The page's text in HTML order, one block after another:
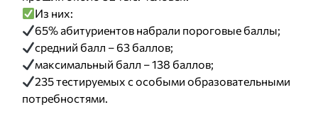
Из них:
65% абитуриентов набрали пороговые баллы;
средний балл – 63 баллов;
максимальный балл – 138 баллов;
235 тестируемых с особыми образовательными
потребностями.